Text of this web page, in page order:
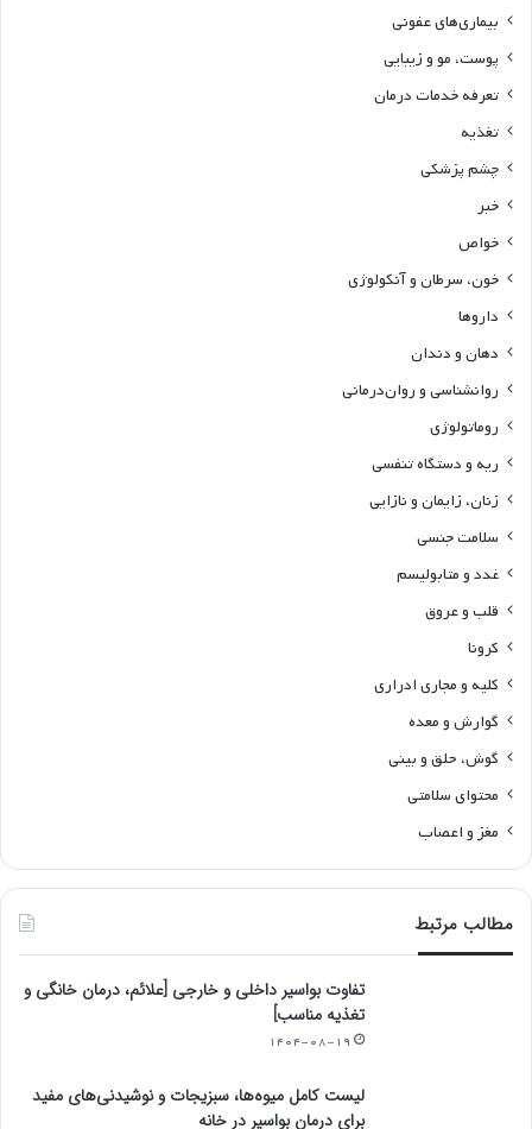
بیماری‌های عفونی
پوست، مو و زیبایی
تعرفه خدمات درمان
تغذیه
چشم پزشکی
خبر
خواص
خون، سرطان و آنکولوژی
داروها
دهان و دندان
روانشناسی و روان‌درمانی
روماتولوژی
ریه و دستگاه تنفسی
زنان، زایمان و نازایی
سلامت جنسی
غدد و متابولیسم
قلب و عروق
کرونا
کلیه و مجاری ادراری
گوارش و معده
گوش، حلق و بینی
محتوای سلامتی
مغز و اعصاب
مطالب مرتبط
تفاوت بواسیر داخلی و خارجی [علائم، درمان خانگی و
تغذیه مناسب]
۱۴۰۴-۰۸-۱۹
لیست کامل میوه‌ها، سبزیجات و نوشیدنی‌های مفید
برای درمان بواسیر در خانه